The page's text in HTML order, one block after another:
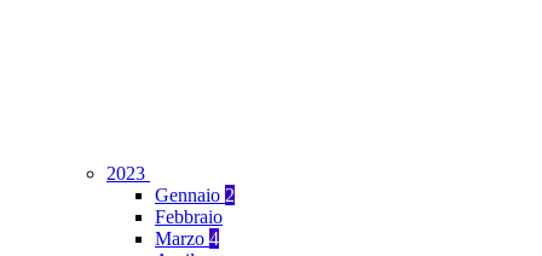
2023
Gennaio 2
Febbraio
Marzo 4